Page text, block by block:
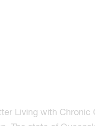
Living with Chronic